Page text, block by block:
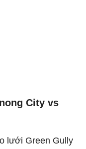
City vs
lưới Green Gully